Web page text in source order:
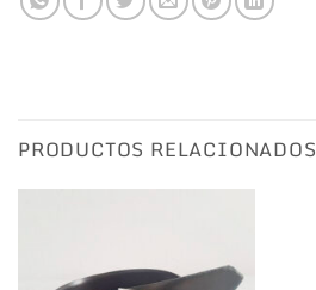
PRODUCTOS RELACIONADOS